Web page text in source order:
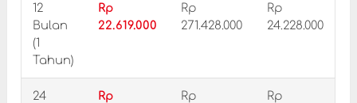
12
Bulan
(1
Tahun)
Rp
22.619.000
Rp
271.428.000
Rp
24.228.000
24
Rp
Rp
Rp